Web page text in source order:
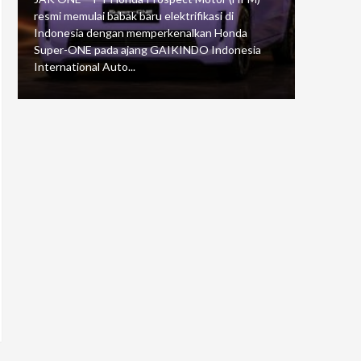
resmi memulai babak baru elektrifikasi di
Indonesia dengan memperkenalkan Honda
Super-ONE pada ajang GAIKINDO Indonesia
International Auto...